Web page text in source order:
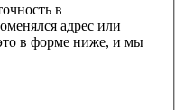
в
адрес или
в форме ниже, и мы